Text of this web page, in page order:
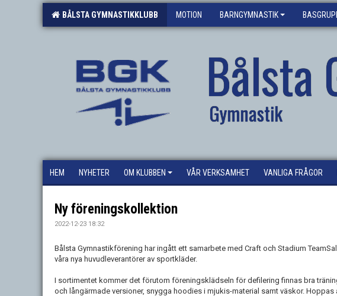
BÅLSTA GYMNASTIKKLUBB MOTION BARNGYMNASTIK
Bålsta
Gymnastik
HEM NYHETER OM KLUBBEN VÅR VERKSAMHET VANLIGA FRÅGOR
Ny föreningskollektion
2022-12-23 18:32
Bålsta Gymnastikförening har ingått ett samarbete med Craft och Stadium
våra nya huvudleverantörer av sportkläder.
I sortimentet kommer det förutom föreningsklädseln för defilering finnas bra
och långärmade versioner, snygga hoodies i mjukis-material samt väskor.